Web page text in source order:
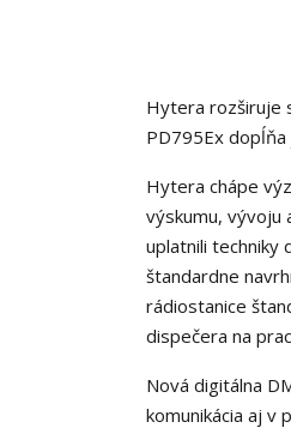
Hytera rozširuje
PD795Ex
Hytera chápe
výskumu, vývoju
uplatnili techniky
štandardne
rádiostanice
dispečera na
Nová digitálna
komunikácia aj v